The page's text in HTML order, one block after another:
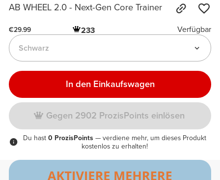
AB WHEEL 2.0 - Next-Gen Core Trainer
€29.99 233
Verfügbar
Schwarz
In den Einkaufswagen
Gegen 2902 ProzisPoints einlösen
Du hast 0 ProzisPoints — verdiene mehr, um dieses Produkt
kostenlos zu erhalten!